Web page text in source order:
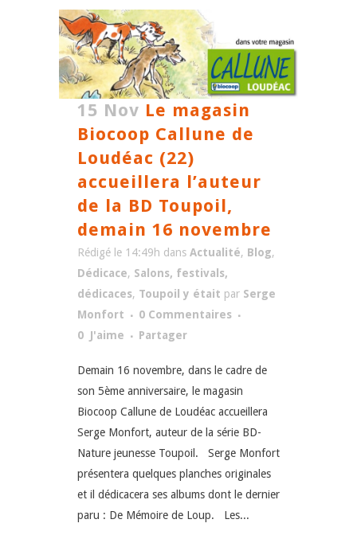
15 Nov Le magasin
Biocoop Callune de
Loudéac (22)
accueillera l’auteur
de la BD Toupoil,
demain 16 novembre
Rédigé le 14:49h dans Actualité, Blog,
Dédicace, Salons, festivals,
dédicaces, Toupoil y était par Serge
Monfort
0 Commentaires
0 J'aime Partager
Demain 16 novembre, dans le cadre de
son 5ème anniversaire, le magasin
Biocoop Callune de Loudéac accueillera
Serge Monfort, auteur de la série BD-
Nature jeunesse Toupoil. Serge Monfort
présentera quelques planches originales
et il dédicacera ses albums dont le dernier
paru : De Mémoire de Loup. Les...